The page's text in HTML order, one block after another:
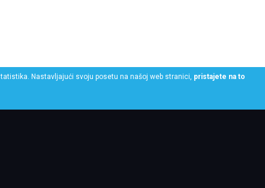
Nastavljajući svoju posetu na našoj web stranici, pristajete na to